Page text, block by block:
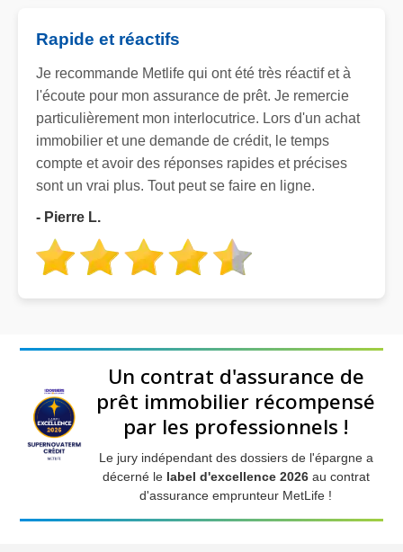
Rapide et réactifs
Je recommande Metlife qui ont été très réactif et à
l'écoute pour mon assurance de prêt. Je remercie
particulièrement mon interlocutrice. Lors d'un achat
immobilier et une demande de crédit, le temps
compte et avoir des réponses rapides et précises
sont un vrai plus. Tout peut se faire en ligne.
- Pierre L.
Un contrat d'assurance de
prêt immobilier récompensé
par les professionnels !
Le jury indépendant des dossiers de l'épargne a
décerné le label d'excellence 2026au contrat
d'assurance emprunteur MetLife !